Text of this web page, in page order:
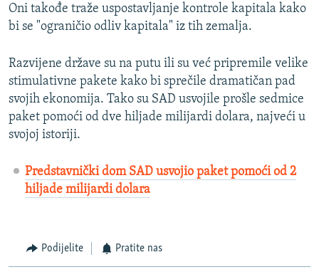
Oni takođe traže uspostavljanje kontrole kapitala kako
bi se "ograničio odliv kapitala" iz tih zemalja.
Razvijene države su na putu ili su već pripremile velike
stimulativne pakete kako bi sprečile dramatičan pad
svojih ekonomija. Tako su SAD usvojile prošle sedmice
paket pomoći od dve hiljade milijardi dolara, najveći u
svojoj istoriji.
Predstavnički dom SAD usvojio paket pomoći od 2
hiljade milijardi dolara
Podijelite Pratite nas